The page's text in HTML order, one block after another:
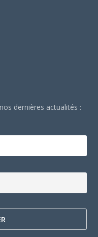
dernières actualités :